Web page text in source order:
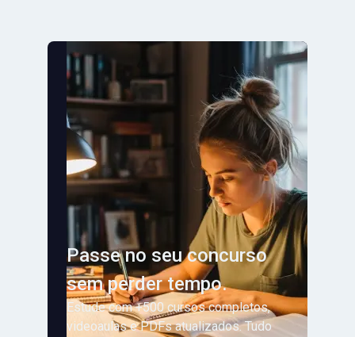
Passe no seu concurso
sem perder tempo.
Estude com +500 cursos completos,
videoaulas e PDFs atualizados. Tudo